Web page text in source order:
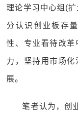
理论学习中心组(
分认识创业板存
性、专业看待改
力，坚持用市场
展。
笔者认为，创